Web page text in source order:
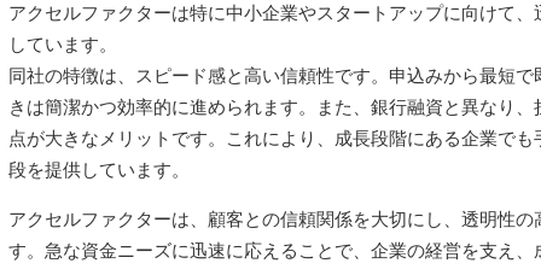
アクセルファクターは特に中小企業やスタートアップに向けて
しています。
同社の特徴は、スピード感と高い信頼性です。申込みから最短
きは簡潔かつ効率的に進められます。また、銀行融資と異なり
点が大きなメリットです。これにより、成長段階にある企業で
段を提供しています。
アクセルファクターは、顧客との信頼関係を大切にし、透明性
す。急な資金ニーズに迅速に応えることで、企業の経営を支え